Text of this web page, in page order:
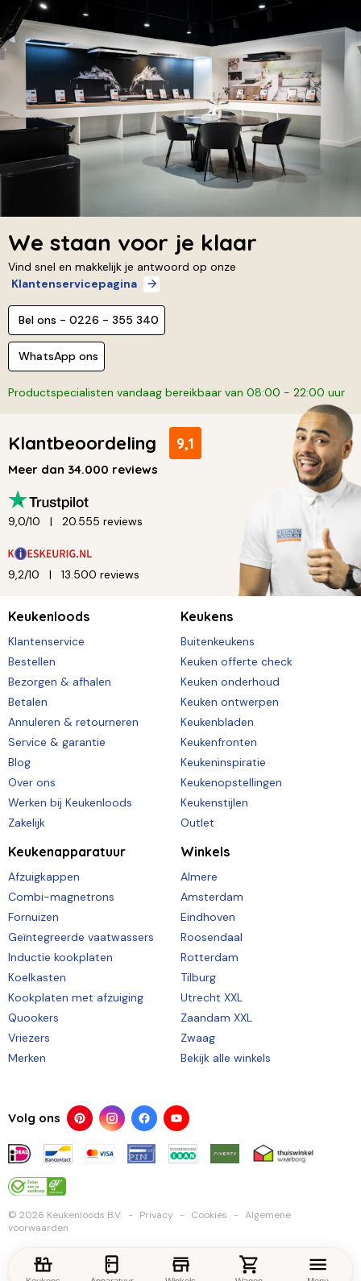
We staan voor je klaar
Vind snel en makkelijk je antwoord op onze
Klantenservicepagina
Bel ons - 0226 - 355 340
WhatsApp ons
Productspecialisten vandaag bereikbaar van 08:00 - 22:00 uur
Klantbeoordeling 9,1
Meer dan 34.000 reviews
9,0/10 20.555 reviews
9,2/10 13.500 reviews
Keukenloods
Klantenservice
Bestellen
Bezorgen & afhalen
Betalen
Annuleren & retourneren
Service & garantie
Blog
Over ons
Werken bij Keukenloods
Zakelijk
Keukens
Buitenkeukens
Keuken offerte check
Keuken onderhoud
Keuken ontwerpen
Keukenbladen
Keukenfronten
Keukeninspiratie
Keukenopstellingen
Keukenstijlen
Outlet
Keukenapparatuur
Afzuigkappen
Combi-magnetrons
Fornuizen
Geïntegreerde vaatwassers
Inductie kookplaten
Koelkasten
Kookplaten met afzuiging
Quookers
Vriezers
Merken
Winkels
Almere
Amsterdam
Eindhoven
Roosendaal
Rotterdam
Tilburg
Utrecht XXL
Zaandam XXL
Zwaag
Bekijk alle winkels
Volg ons
© 2026 Keukenloods B.V. Privacy Cookies
Algemene
voorwaarden